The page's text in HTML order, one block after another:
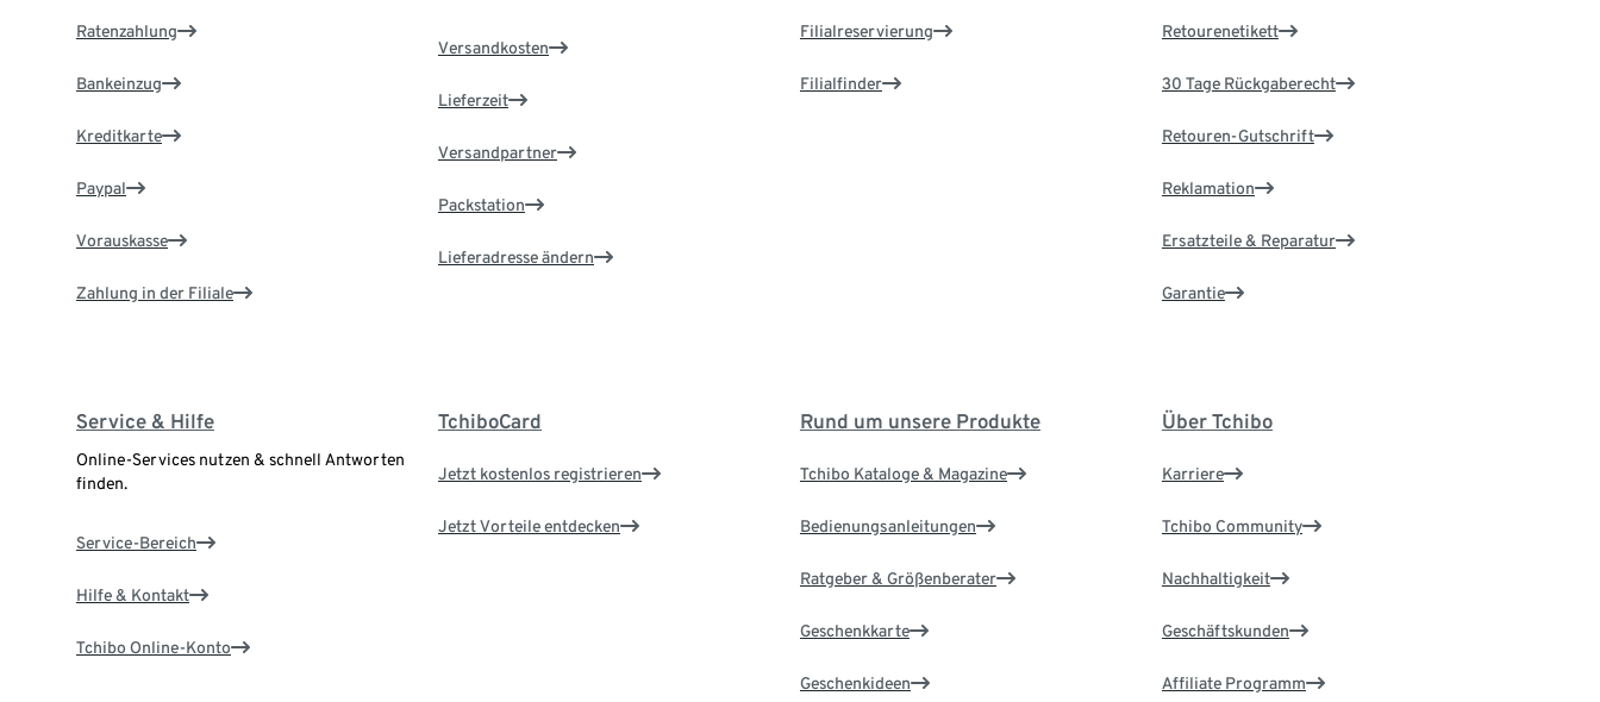
Ratenzahlung
Bankeinzug
Kreditkarte
Paypal
Vorauskasse
Zahlung in der Filiale
Versandkosten
Lieferzeit
Versandpartner
Packstation
Lieferadresse ändern
Filialreservierung
Filialfinder
Retourenetikett
30 Tage Rückgaberecht
Retouren-Gutschrift
Reklamation
Ersatzteile & Reparatur
Garantie
Service & Hilfe
Online-Services nutzen & schnell Antworten
finden.
Service-Bereich
Hilfe & Kontakt
Tchibo Online-Konto
TchiboCard
Jetzt kostenlos registrieren
Jetzt Vorteile entdecken
Rund um unsere Produkte
Tchibo Kataloge & Magazine
Bedienungsanleitungen
Ratgeber & Größenberater
Geschenkkarte
Geschenkideen
Über Tchibo
Karriere
Tchibo Community
Nachhaltigkeit
Geschäftskunden
Affiliate Programm